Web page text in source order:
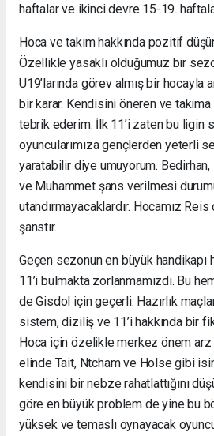
haftalar ve ikinci devre 15-19.
Hoca ve takım hakkında pozitif
Özellikle yasaklı olduğumuz bir
U19’larında görev almış bir
bir karar. Kendisini öneren ve
tebrik ederim. İlk 11’i zaten bu ligin
oyuncularımıza gençlerden yeterli
yaratabilir diye umuyorum.
ve Muhammet şans verilmesi
utandırmayacaklardır. Hocamız
şanstır.
Geçen sezonun en büyük
11’i bulmakta zorlanmamızdı. Bu
de Gisdol için geçerli. Hazırlık
sistem, diziliş ve 11’i hakkında bir
Hoca için özelikle merkez önem
elinde Tait, Ntcham ve Holse gibi
kendisini bir nebze rahatlattığını
göre en büyük problem de yine bu
yüksek ve temaslı oynayacak